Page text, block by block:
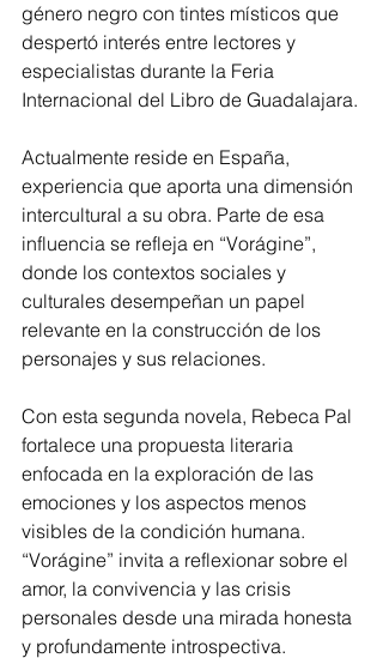
género negro con tintes místicos que
despertó interés entre lectores y
especialistas durante la Feria
Internacional del Libro de Guadalajara.
Actualmente reside en España,
experiencia que aporta una dimensión
intercultural a su obra. Parte de esa
influencia se refleja en “Vorágine”,
donde los contextos sociales y
culturales desempeñan un papel
relevante en la construcción de los
personajes y sus relaciones.
Con esta segunda novela, Rebeca Pal
fortalece una propuesta literaria
enfocada en la exploración de las
emociones y los aspectos menos
visibles de la condición humana.
“Vorágine” invita a reflexionar sobre el
amor, la convivencia y las crisis
personales desde una mirada honesta
y profundamente introspectiva.